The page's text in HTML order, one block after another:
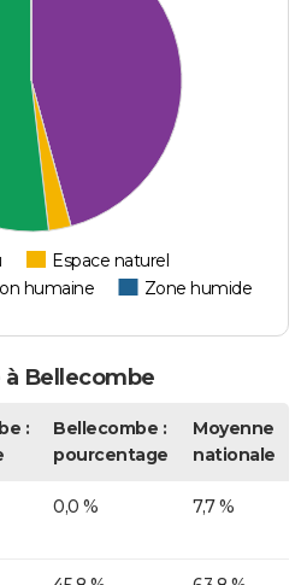
Espace naturel
humaine Zone humide
Bellecombe
:
Bellecombe :
pourcentage
Moyenne
nationale
0,0 % 7,7 %